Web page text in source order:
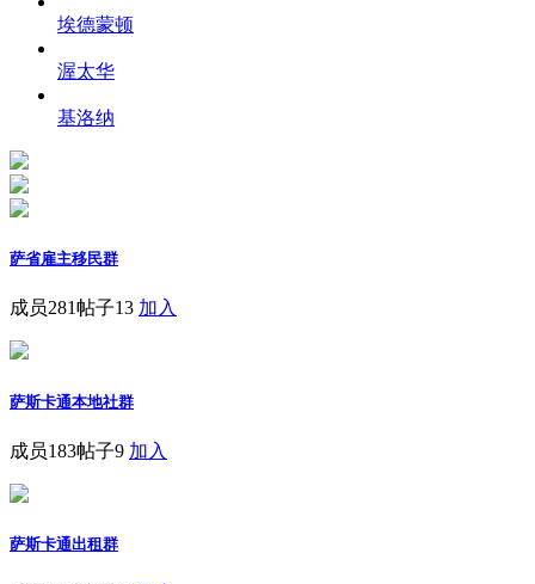
埃德蒙顿
渥太华
基洛纳
萨省雇主移民群
成员281帖子13 加入
萨斯卡通本地社群
成员183帖子9 加入
萨斯卡通出租群